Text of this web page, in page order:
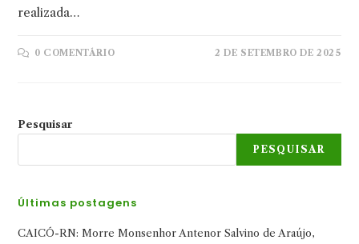
realizada…
0 COMENTÁRIO 2 DE SETEMBRO DE 2025
Pesquisar
PESQUISAR
Últimas postagens
CAICÓ-RN: Morre Monsenhor Antenor Salvino de Araújo,